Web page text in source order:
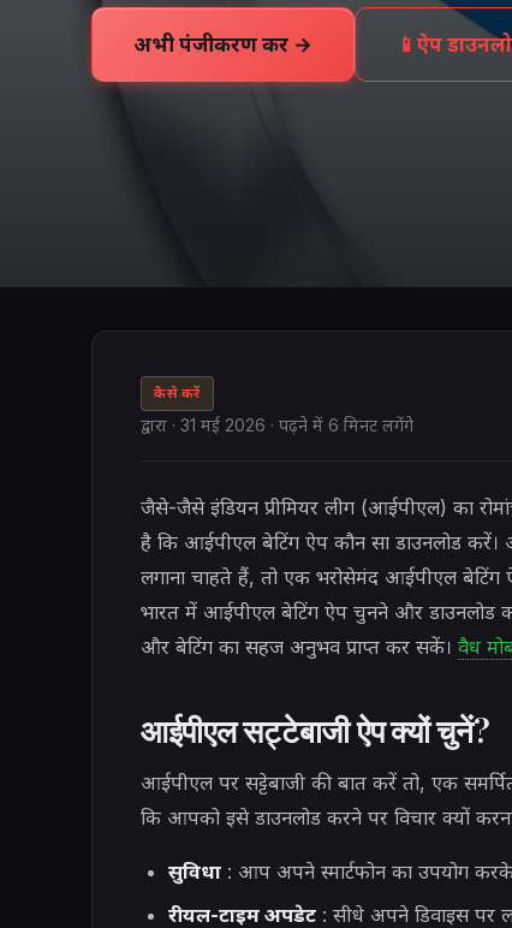
अभी पंजीकरण करें → 📱 ऐप
कैसे करें
द्वारा · 31 मई 2026 · पढ़ने में 6 मिनट लगेंगे
जैसे-जैसे इंडियन प्रीमियर लीग (आईपीएल) का
है कि आईपीएल बेटिंग ऐप कौन सा डाउनलोड
लगाना चाहते हैं, तो एक भरोसेमंद आईपीएल
भारत में आईपीएल बेटिंग ऐप चुनने और डाउनलोड
और बेटिंग का सहज अनुभव प्राप्त कर सकें। वैध
आईपीएल सट्टेबाजी ऐप क्यों चुनें?
आईपीएल पर सट्टेबाजी की बात करें तो, एक
कि आपको इसे डाउनलोड करने पर विचार क्यों
सुविधा: आप अपने स्मार्टफोन का उपयोग
रीयल-टाइम अपडेट: सीधे अपने डिवाइस पर